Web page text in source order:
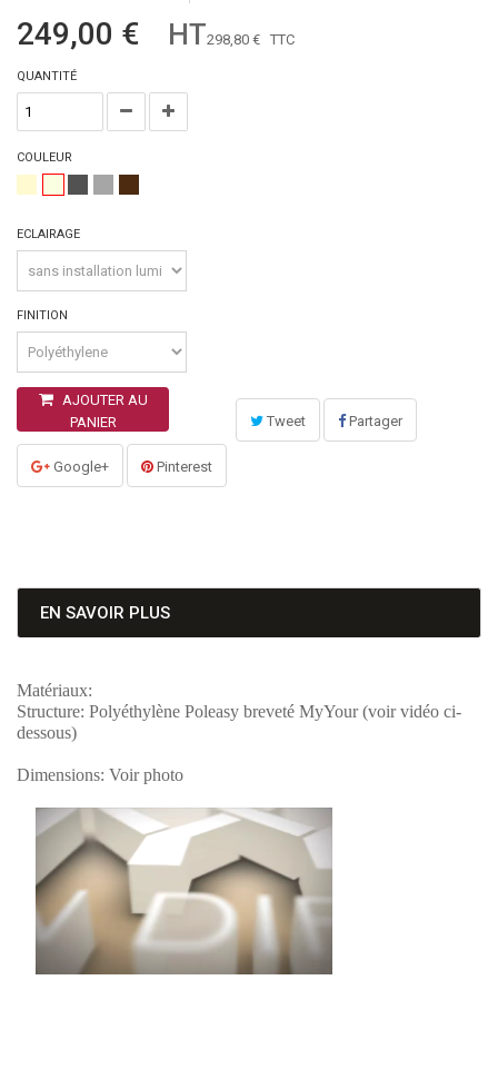
249,00 € HT298,80 € TTC
QUANTITÉ
COULEUR
ECLAIRAGE
FINITION
AJOUTER AU
PANIER
Tweet Partager
Google+ Pinterest
EN SAVOIR PLUS
Matériaux:
Structure: Polyéthylène Poleasy breveté MyYour (voir vidéo ci-
dessous)
Dimensions: Voir photo